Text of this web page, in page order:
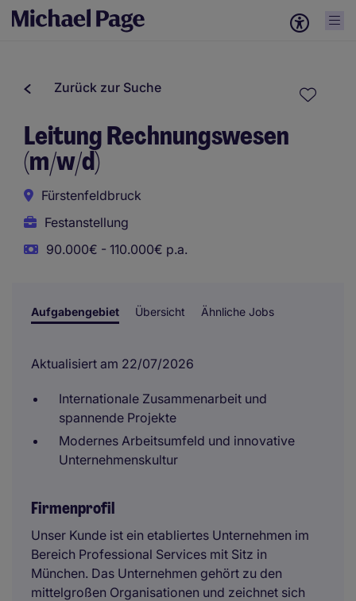
Zurück zur Suche
Leitung Rechnungswesen
(m/w/d)
Fürstenfeldbruck
Festanstellung
90.000€ - 110.000€ p.a.
Aufgabengebiet Übersicht Ähnliche Jobs
Aktualisiert am 22/07/2026
Internationale Zusammenarbeit und
spannende Projekte
Modernes Arbeitsumfeld und innovative
Unternehmenskultur
Firmenprofil
Unser Kunde ist ein etabliertes Unternehmen im
Bereich Professional Services mit Sitz in
München. Das Unternehmen gehört zu den
mittelgroßen Organisationen und zeichnet sich